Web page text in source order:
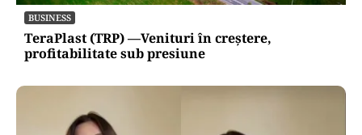
BUSINESS
TeraPlast (TRP) —Venituri în creștere,
profitabilitate sub presiune